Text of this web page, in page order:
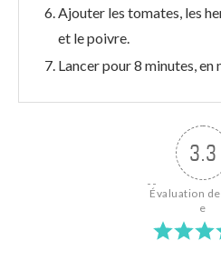
Ajouter les tomates, les
et le poivre.
Lancer pour 8 minutes, en
3.3
Évaluation
e